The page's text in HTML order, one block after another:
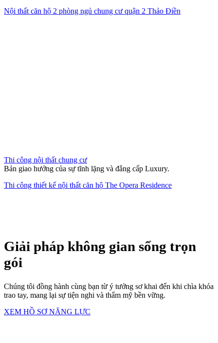
Nội thất căn hộ 2 phòng ngủ chung cư quận 2 Thảo Điền
Thi công nội thất chung cư
Bản giao hưởng của sự tĩnh lặng và đẳng cấp Luxury.
Thi công thiết kế nội thất căn hộ The Opera Residence
Giải pháp không gian sống trọn
gói
Chúng tôi đồng hành cùng bạn từ ý tưởng sơ khai đến khi chìa khóa
trao tay, mang lại sự tiện nghi và thẩm mỹ bền vững.
XEM HỒ SƠ NĂNG LỰC